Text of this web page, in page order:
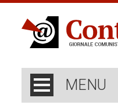
MENU